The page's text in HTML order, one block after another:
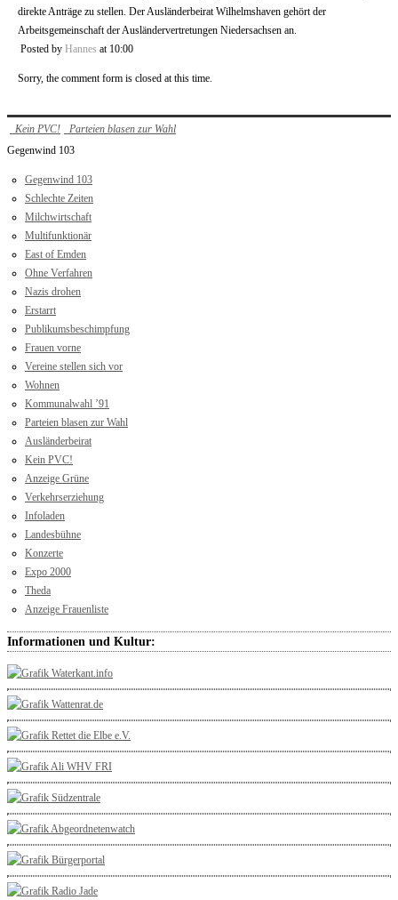
direkte Anträge zu stellen. Der Ausländerbeirat Wilhelmshaven gehört der
Arbeitsgemeinschaft der Ausländervertretungen Niedersachsen an.
Posted by Hannes at 10:00
Sorry, the comment form is closed at this time.
Kein PVC!
Parteien blasen zur Wahl
Gegenwind 103
Gegenwind 103
Schlechte Zeiten
Milchwirtschaft
Multifunktionär
East of Emden
Ohne Verfahren
Nazis drohen
Erstarrt
Publikumsbeschimpfung
Frauen vorne
Vereine stellen sich vor
Wohnen
Kommunalwahl ’91
Parteien blasen zur Wahl
Ausländerbeirat
Kein PVC!
Anzeige Grüne
Verkehrserziehung
Infoladen
Landesbühne
Konzerte
Expo 2000
Theda
Anzeige Frauenliste
Informationen und Kultur: